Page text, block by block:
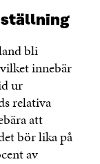
bli
innebär
ur
relativa
att
bör lika på
av